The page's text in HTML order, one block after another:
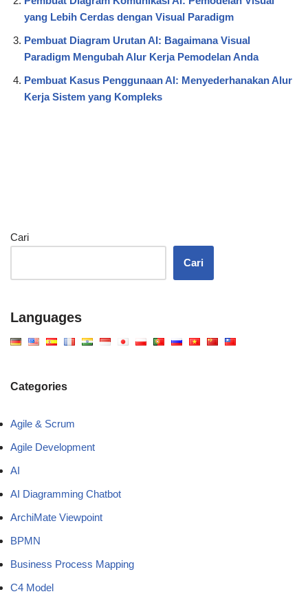
yang Lebih Cerdas dengan Visual Paradigm
Pembuat Diagram Urutan AI: Bagaimana Visual
Paradigm Mengubah Alur Kerja Pemodelan Anda
Pembuat Kasus Penggunaan AI: Menyederhanakan Alur
Kerja Sistem yang Kompleks
Cari
Cari
Languages
Categories
Agile & Scrum
Agile Development
AI
AI Diagramming Chatbot
ArchiMate Viewpoint
BPMN
Business Process Mapping
C4 Model